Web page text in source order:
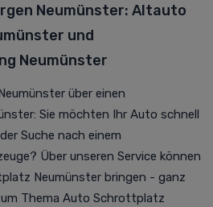
Neumünster: Altauto
und
Neumünster
über einen
Sie möchten Ihr Auto schnell
Suche nach einem
Über unseren Service können
Neumünster bringen - ganz
Thema Auto Schrottplatz